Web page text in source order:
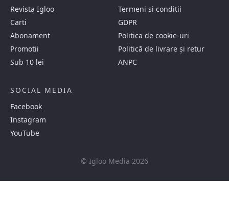
Revista Igloo
Carti
Abonament
Promotii
Sub 10 lei
Termeni si conditii
GDPR
Politica de cookie-uri
Politică de livrare și retur
ANPC
SOCIAL MEDIA
Facebook
Instagram
YouTube
© Igloo Media 2026